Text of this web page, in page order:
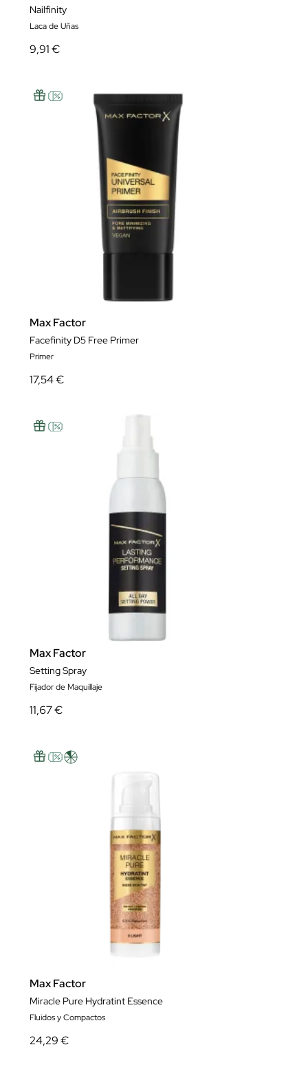
Nailfinity
Laca de Uñas
9,91 €
Max Factor
Facefinity D5 Free Primer
Primer
17,54 €
Max Factor
Setting Spray
Fijador de Maquillaje
11,67 €
Max Factor
Miracle Pure Hydratint Essence
Fluidos y Compactos
24,29 €